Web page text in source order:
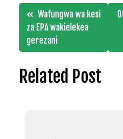
Post
navigation
Wafungwa wa kesi
za EPA wakielekea
gerezani
Related Post